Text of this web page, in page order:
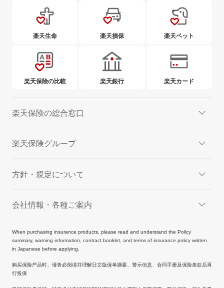
楽天生命 楽天損保 楽天ペット
楽天保険の比較 楽天銀行 楽天カード
楽天保険の総合窓口
楽天保険グループ
方針・規定について
会社情報・各種ご案内
When purchasing insurance products, please read and understand the Policy
summary, warning information, contract booklet, and terms of insurance policy written
in Japanese before applying.
购买保险产品时、请务必阅读并理解日文版保单摘要、警示信息、合同手册及保险条款后再
行投保